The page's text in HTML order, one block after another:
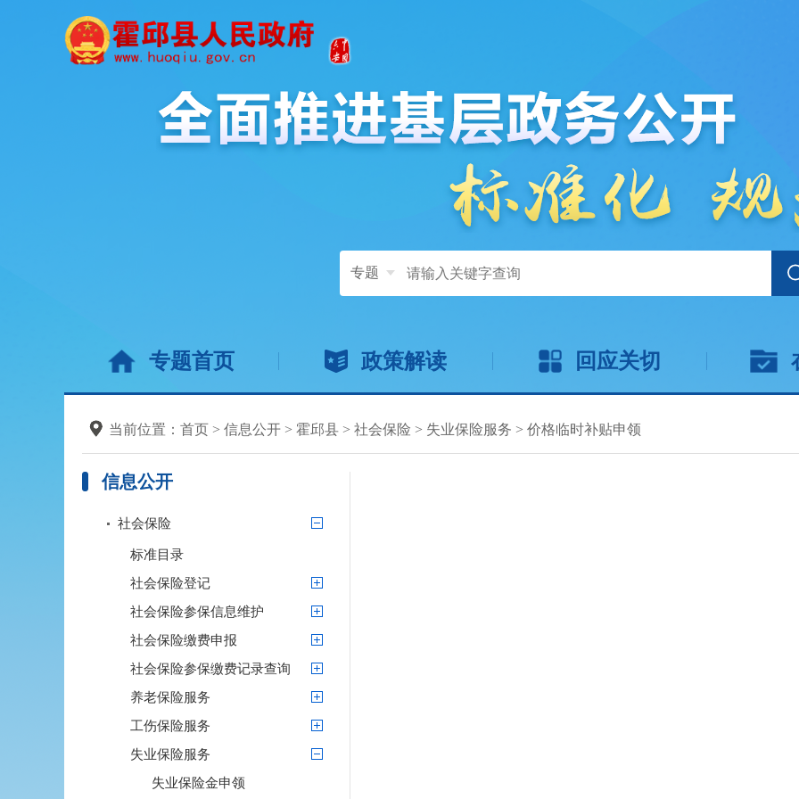
专题
专题首页 政策解读 回应关切
当前位置： 首页 > 信息公开 > 霍邱县 > 社会保险 > 失业保险服务 > 价格临时补贴申领
信息公开
社会保险
标准目录
社会保险登记
社会保险参保信息维护
社会保险缴费申报
社会保险参保缴费记录查询
养老保险服务
工伤保险服务
失业保险服务
失业保险金申领